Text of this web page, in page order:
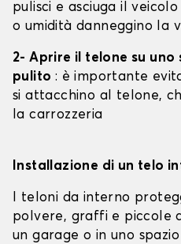
pulisci e asciuga il
o umidità danneggino la
2- Aprire il telone su
pulito : è importante
si attacchino al telone,
la carrozzeria
Installazione di un telo
I teloni da interno
polvere, graffi e piccole
un garage o in uno spazio